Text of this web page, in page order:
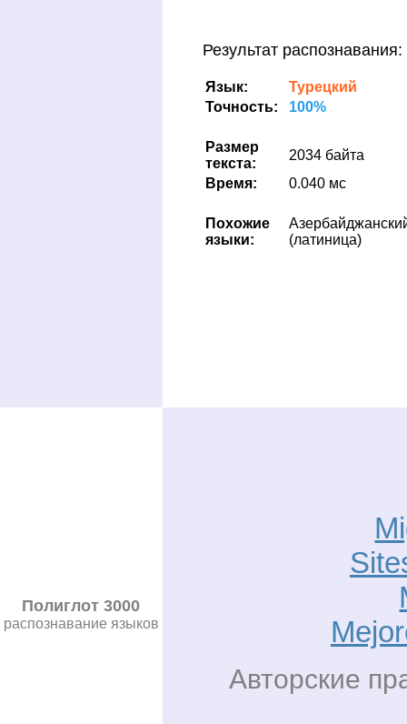
Результат распознавания:
Язык:
Турецкий
Точность:
100%
Размер
текста:
2034 байта
Время:
0.040 мс
Похожие
языки:
(латиница)
Полиглот 3000
распознавание языков
Авторские